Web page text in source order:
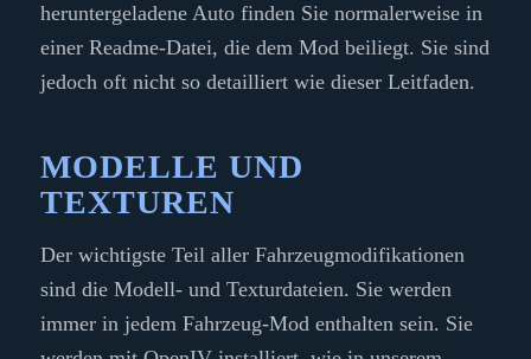
heruntergeladene Auto finden Sie normalerweise in
einer Readme-Datei, die dem Mod beiliegt. Sie sind
jedoch oft nicht so detailliert wie dieser Leitfaden.
MODELLE UND
TEXTUREN
Der wichtigste Teil aller Fahrzeugmodifikationen
sind die Modell- und Texturdateien. Sie werden
immer in jedem Fahrzeug-Mod enthalten sein. Sie